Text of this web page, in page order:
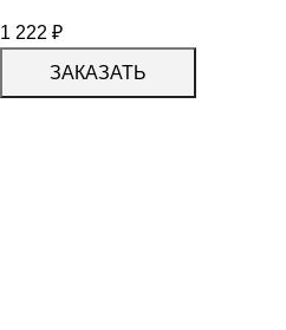
1 222 ₽
ЗАКАЗАТЬ